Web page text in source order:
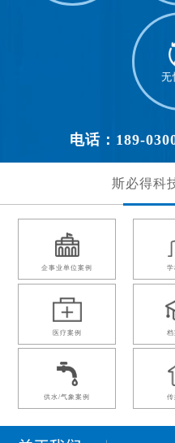
无
电话：189-
斯必得科
企事业单位案例 学
医疗案例 档
供水/气象案例 传